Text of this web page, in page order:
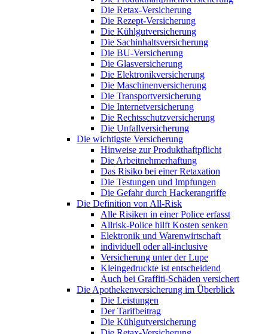
Die Retax-Versicherung
Die Rezept-Versicherung
Die Kühlgutversicherung
Die Sachinhaltsversicherung
Die BU-Versicherung
Die Glasversicherung
Die Elektronikversicherung
Die Maschinenversicherung
Die Transportversicherung
Die Internetversicherung
Die Rechtsschutzversicherung
Die Unfallversicherung
Die wichtigste Versicherung
Hinweise zur Produkthaftpflicht
Die Arbeitnehmerhaftung
Das Risiko bei einer Retaxation
Die Testungen und Impfungen
Die Gefahr durch Hackerangriffe
Die Definition von All-Risk
Alle Risiken in einer Police erfasst
Allrisk-Police hilft Kosten senken
Elektronik und Warenwirtschaft
individuell oder all-inclusive
Versicherung unter der Lupe
Kleingedruckte ist entscheidend
Auch bei Graffiti-Schäden versichert
Die Apothekenversicherung im Überblick
Die Leistungen
Der Tarifbeitrag
Die Kühlgutversicherung